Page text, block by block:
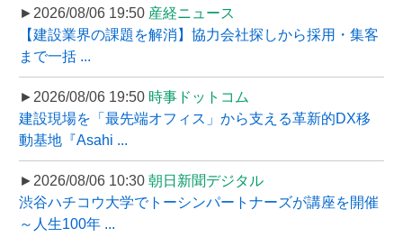
►2026/08/06 19:50 産経ニュース
【建設業界の課題を解消】協力会社探しから採用・集客
まで一括 ...
►2026/08/06 19:50 時事ドットコム
建設現場を「最先端オフィス」から支える革新的DX移
動基地『Asahi ...
►2026/08/06 10:30 朝日新聞デジタル
渋谷ハチコウ大学でトーシンパートナーズが講座を開催
～人生100年 ...